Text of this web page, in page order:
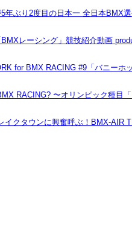
5年ぶり2度目の日本一 全日本BMX
BMXレーシング」競技紹介動画
for BMX RACING #9「バニーホ
RACING? 〜オリンピック種目
イクタウンに興奮呼ぶ！BMX-AIR